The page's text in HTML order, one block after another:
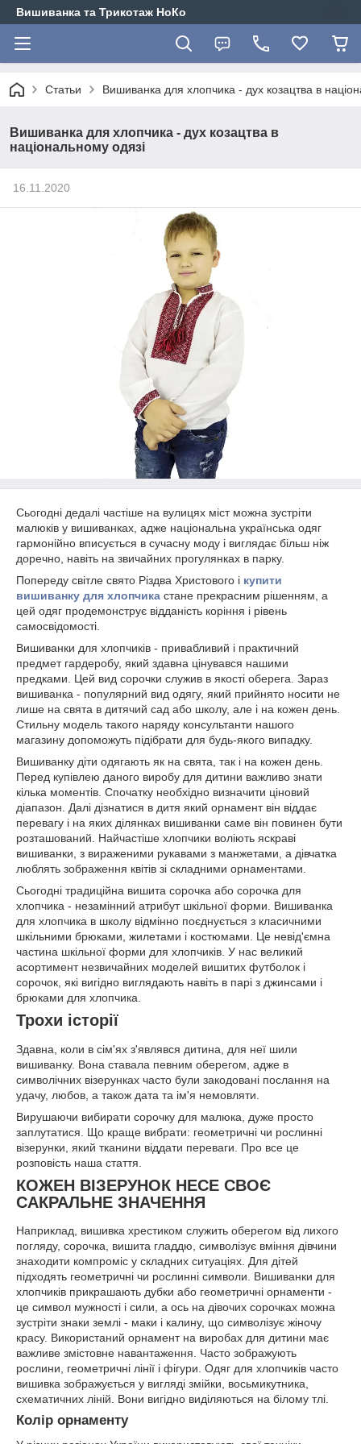
Вишиванка та Трикотаж НоКо
Статьи Вишиванка для хлопчика - дух козацтва в
Вишиванка для хлопчика - дух козацтва в
національному одязі
16.11.2020
Сьогодні дедалі частіше на вулицях міст можна зустріти
малюків у вишиванках, адже національна українська одяг
гармонійно вписується в сучасну моду і виглядає більш ніж
доречно, навіть на звичайних прогулянках в парку.
Попереду світле свято Різдва Христового і купити
вишиванку для хлопчика стане прекрасним рішенням, а
цей одяг продемонструє відданість коріння і рівень
самосвідомості.
Вишиванки для хлопчиків - привабливий і практичний
предмет гардеробу, який здавна цінувався нашими
предками. Цей вид сорочки служив в якості оберега. Зараз
вишиванка - популярний вид одягу, який прийнято носити не
лише на свята в дитячий сад або школу, але і на кожен день.
Стильну модель такого наряду консультанти нашого
магазину допоможуть підібрати для будь-якого випадку.
Вишиванку діти одягають як на свята, так і на кожен день.
Перед купівлею даного виробу для дитини важливо знати
кілька моментів. Спочатку необхідно визначити ціновий
діапазон. Далі дізнатися в дитя який орнамент він віддає
перевагу і на яких ділянках вишиванки саме він повинен бути
розташований. Найчастіше хлопчики воліють яскраві
вишиванки, з вираженими рукавами з манжетами, а дівчатка
люблять зображення квітів зі складними орнаментами.
Сьогодні традиційна вишита сорочка або сорочка для
хлопчика - незамінний атрибут шкільної форми. Вишиванка
для хлопчика в школу відмінно поєднується з класичними
шкільними брюками, жилетами і костюмами. Це невід'ємна
частина шкільної форми для хлопчиків. У нас великий
асортимент незвичайних моделей вишитих футболок і
сорочок, які вигідно виглядають навіть в парі з джинсами і
брюками для хлопчика.
Трохи історії
Здавна, коли в сім'ях з'являвся дитина, для неї шили
вишиванку. Вона ставала певним оберегом, адже в
символічних візерунках часто були закодовані послання на
удачу, любов, а також дата та ім'я немовляти.
Вирушаючи вибирати сорочку для малюка, дуже просто
заплутатися. Що краще вибрати: геометричні чи рослинні
візерунки, який тканини віддати переваги. Про все це
розповість наша стаття.
КОЖЕН ВІЗЕРУНОК НЕСЕ СВОЄ
САКРАЛЬНЕ ЗНАЧЕННЯ
Наприклад, вишивка хрестиком служить оберегом від лихого
погляду, сорочка, вишита гладдю, символізує вміння дівчини
знаходити компроміс у складних ситуаціях. Для дітей
підходять геометричні чи рослинні символи. Вишиванки для
хлопчиків прикрашають дубки або геометричні орнаменти -
це символ мужності і сили, а ось на дівочих сорочках можна
зустріти знаки землі - маки і калину, що символізує жіночу
красу. Використаний орнамент на виробах для дитини має
важливе змістовне навантаження. Часто зображують
рослини, геометричні лінії і фігури. Одяг для хлопчиків часто
вишивка зображується у вигляді змійки, восьмикутника,
схематичних ліній. Вони вигідно виділяються на білому тлі.
Колір орнаменту